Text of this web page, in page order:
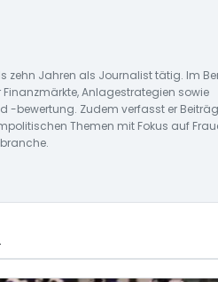
zehn Jahren als Journalist tätig. Im
Anlagestrategien sowie
-bewertung. Zudem verfasst er
Themen mit Fokus auf